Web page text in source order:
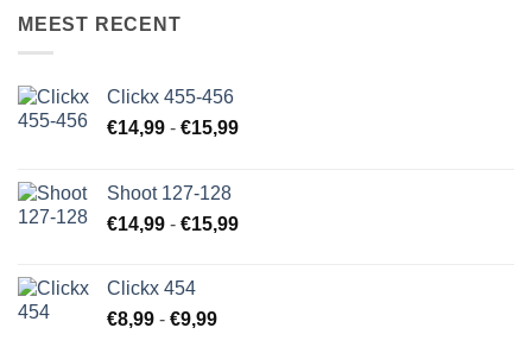
MEEST RECENT
Clickx 455-456
€14,99 - €15,99Prijsklasse:
Shoot 127-128
€14,99 - €15,99Prijsklasse:
Clickx 454
€8,99 - €9,99Prijsklasse: